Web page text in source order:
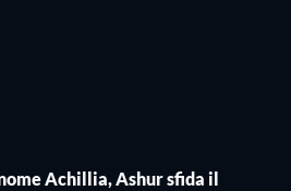
Achillia, Ashur sfida il